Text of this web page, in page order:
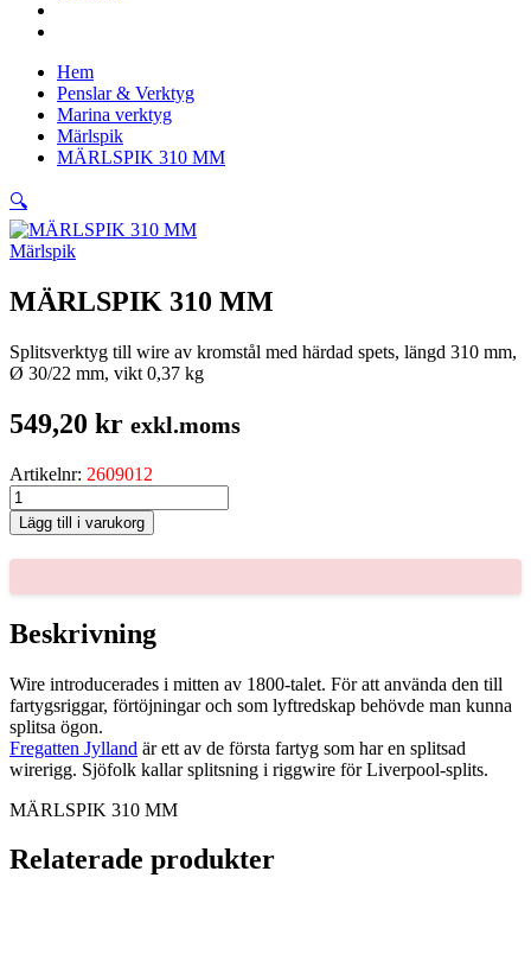
Hem
Penslar & Verktyg
Marina verktyg
Märlspik
MÄRLSPIK 310 MM
🔍
Märlspik
MÄRLSPIK 310 MM
Splitsverktyg till wire av kromstål med härdad spets, längd 310 mm,
Ø 30/22 mm, vikt 0,37 kg
549,20 kr exkl.moms
Artikelnr: 2609012
MÄRLSPIK
310
MM
mängd
Lägg till i varukorg
Beskrivning
Wire introducerades i mitten av 1800-talet. För att använda den till
fartygsriggar, förtöjningar och som lyftredskap behövde man kunna
splitsa ögon.
Fregatten Jylland är ett av de första fartyg som har en splitsad
wirerigg. Sjöfolk kallar splitsning i riggwire för Liverpool-splits.
MÄRLSPIK 310 MM
Relaterade produkter